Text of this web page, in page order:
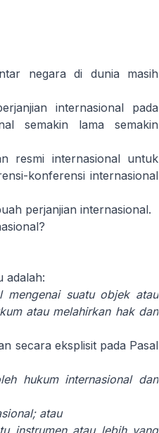
negara di dunia masih
internasional pada
semakin lama semakin
resmi internasional untuk
konferensi internasional
perjanjian internasional.
adalah:
mengenai suatu objek atau
atau melahirkan hak dan
secara eksplisit pada Pasal
hukum internasional dan
atau
instrumen atau lebih yang